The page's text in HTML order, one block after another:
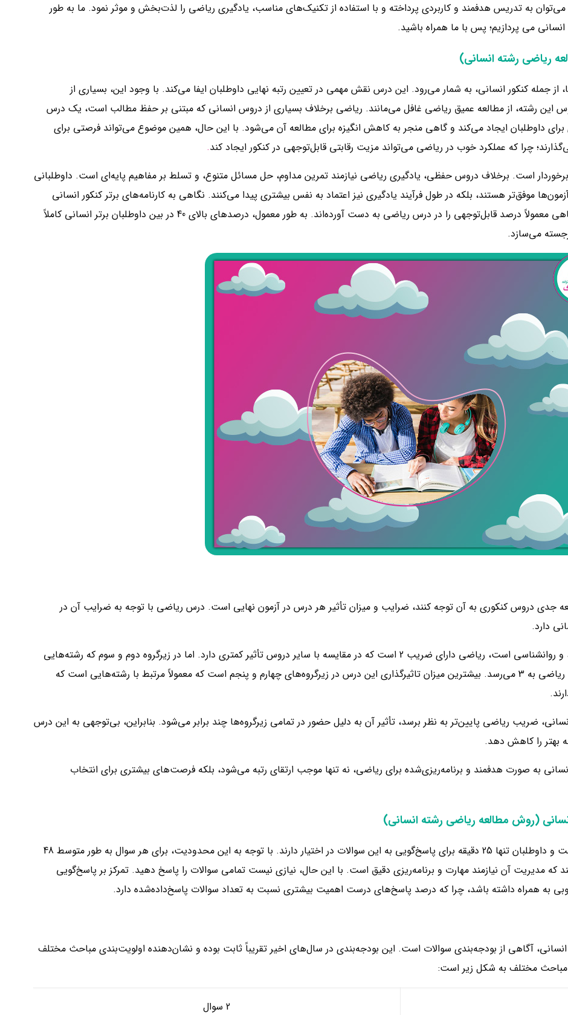
به تدریس هدفمند و کاربردی پرداخته و با استفاده از تکنیک‌های مناسب، یادگیری ریاضی را لذت‌بخش و موثر نمود. ما به طور
می پردازیم؛ پس با ما همراه باشید.
ریاضی رشته انسانی)
از جمله کنکور انسانی، به شمار می‌رود. این درس نقش مهمی در تعیین رتبه نهایی داوطلبان ایفا می‌کند. با وجود این، بسیاری از
این رشته، از مطالعه عمیق ریاضی غافل می‌مانند. ریاضی برخلاف بسیاری از دروس انسانی که مبتنی بر حفظ مطالب است، یک درس
داوطلبان ایجاد می‌کند و گاهی منجر به کاهش انگیزه برای مطالعه آن می‌شود. با این حال، همین موضوع می‌تواند فرصتی برای
چرا که عملکرد خوب در ریاضی می‌تواند مزیت رقابتی قابل‌توجهی در کنکور ایجاد کند.
است. برخلاف دروس حفظی، یادگیری ریاضی نیازمند تمرین مداوم، حل مسائل متنوع، و تسلط بر مفاهیم پایه‌ای است. داوطلبانی
موفق‌تر هستند، بلکه در طول فرآیند یادگیری نیز اعتماد به نفس بیشتری پیدا می‌کنند. نگاهی به کارنامه‌های برتر کنکور انسانی
نشان می‌دهد که افراد موفق در رشته‌های مطرح دانشگاهی معمولاً درصد قابل‌توجهی را در درس ریاضی به دست آورده‌اند. به طور معمول، درصدهای بالای 40 در بین داوطلبان برتر انسانی کاملاً
می‌سازد.
جدی دروس کنکوری به آن توجه کنند، ضرایب و میزان تأثیر هر درس در آزمون نهایی است. درس ریاضی با توجه به ضرایب آن در
دارد.
در زیرگروه اول که شامل رشته‌هایی نظیر حقوق، الهیات، و روانشناسی است، ریاضی دارای ضریب 2 است که در مقایسه با سایر دروس تأثیر کمتری دارد. اما در زیرگروه دوم و سوم که رشته‌هایی
مانند مدیریت و روزنامه‌نگاری را شامل می‌شود، ضریب ریاضی به 3 می‌رسد. بیشترین میزان تاثیرگذاری این درس در زیرگروه‌های چهارم و پنجم است که معمولاً مرتبط با رشته‌هایی است که
ضریب ریاضی پایین‌تر به نظر برسد، تأثیر آن به دلیل حضور در تمامی زیرگروه‌ها چند برابر می‌شود. بنابراین، بی‌توجهی به این درس
بهتر را کاهش دهد.
به صورت هدفمند و برنامه‌ریزی‌شده برای ریاضی، نه تنها موجب ارتقای رتبه می‌شود، بلکه فرصت‌های بیشتری برای انتخاب
(روش مطالعه ریاضی رشته انسانی)
در آزمون کنکور انسانی، درس ریاضی شامل 20 سوال است و داوطلبان تنها 25 دقیقه برای پاسخ‌گویی به این سوالات در اختیار دارند. با توجه به این محدودیت، برای هر سوال به طور متوسط 48
که مدیریت آن نیازمند مهارت و برنامه‌ریزی دقیق است. با این حال، نیازی نیست تمامی سوالات را پاسخ دهید. تمرکز بر پاسخ‌گویی
به همراه داشته باشد، چرا که درصد پاسخ‌های درست اهمیت بیشتری نسبت به تعداد سوالات پاسخ‌داده‌شده دارد.
آگاهی از بودجه‌بندی سوالات است. این بودجه‌بندی در سال‌های اخیر تقریباً ثابت بوده و نشان‌دهنده اولویت‌بندی مباحث مختلف
مباحث مختلف به شکل زیر است:
2 سوال